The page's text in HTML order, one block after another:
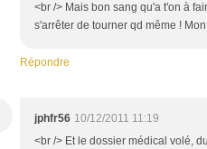
<br /> Mais bon sang qu'a t'on à
s'arrêter de tourner qd même !
Répondre
jphfr56 10/12/2011 11:19
<br /> Et le dossier médical volé,